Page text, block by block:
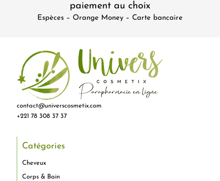
paiement au choix
Espèces – Orange Money – Carte bancaire
contact@universcosmetix.com
+221 78 308 37 37
Catégories
Cheveux
Corps & Bain